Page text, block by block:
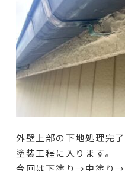
外壁上部の下地処理完了
塗装工程に入ります。
今回は下塗り→中塗り→